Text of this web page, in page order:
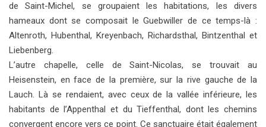
de Saint-Michel, se groupaient les habitations, les divers
hameaux dont se composait le Guebwiller de ce temps-là :
Altenroth, Hubenthal, Kreyenbach, Richardsthal, Bintzenthal et
Liebenberg.
L’autre chapelle, celle de Saint-Nicolas, se trouvait au
Heisenstein, en face de la première, sur la rive gauche de la
Lauch. Là se rendaient, avec ceux de la vallée inférieure, les
habitants de l’Appenthal et du Tieffenthal, dont les chemins
convergent encore vers ce point. Ce sanctuaire était également